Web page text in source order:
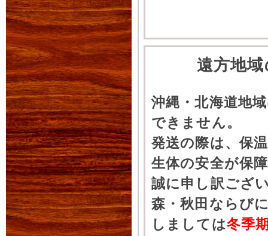
遠方地
沖縄・北海道地
できません。
発送の際は、保
生体の安全が保
誠に申し訳ござ
森・秋田ならび
しましては冬季